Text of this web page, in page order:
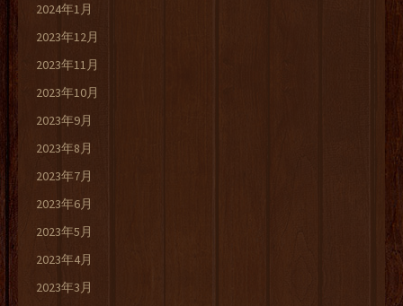
2024年1月
2023年12月
2023年11月
2023年10月
2023年9月
2023年8月
2023年7月
2023年6月
2023年5月
2023年4月
2023年3月